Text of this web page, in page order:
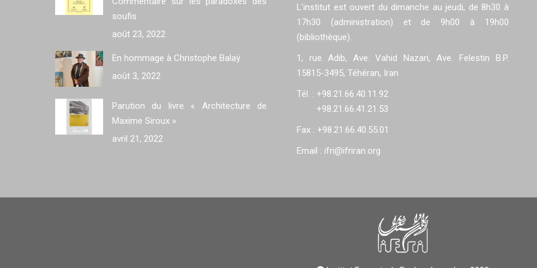
soufis
août 23, 2022
En hommage à Christophe Balaÿ
août 3, 2022
Parution du livre « Architecture de
Maxime Siroux »
avril 21, 2022
L'institut est ouvert du dimanche au jeudi, de 8h30 à
17h30 (administration) et de 9h00 à 19h00
(bibliothèque).
1, rue Adib, Ave. Vahid Nazari, Ave. Felestin B.P.
15815-3495, Téhéran, Iran
Tél. : +98.21.66.40.11.92
+98.21.66.41.21.53
Fax : +98.21.66.40.55.01
Email : ifri@ifriran.org